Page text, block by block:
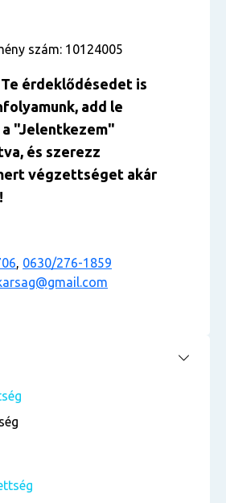
szám: 10124005
érdeklődésedet is
add le
"Jelentkezem"
és szerezz
végzettséget akár
, 0630/276-1859